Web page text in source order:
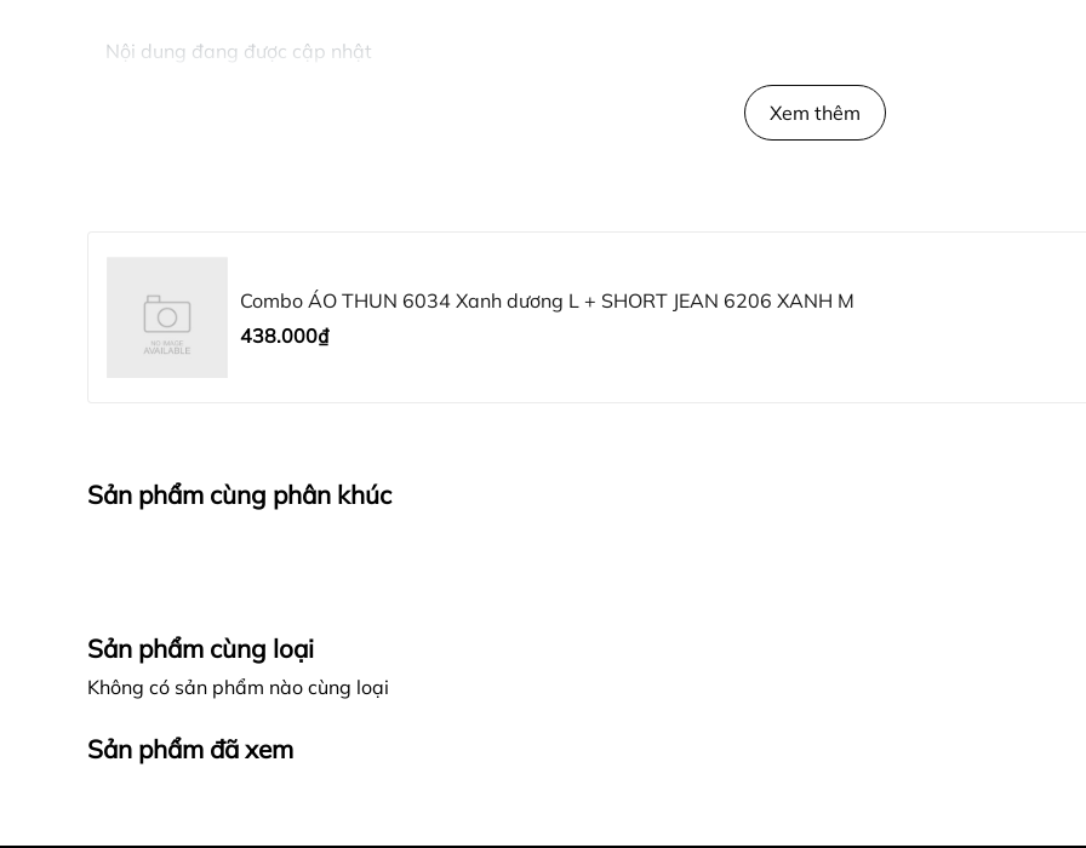
Nội dung đang được cập nhật
Xem thêm
Combo ÁO THUN 6034 Xanh dương L + SHORT JEAN 6206 XANH M
438.000₫
Sản phẩm cùng phân khúc
Sản phẩm cùng loại
Không có sản phẩm nào cùng loại
Sản phẩm đã xem